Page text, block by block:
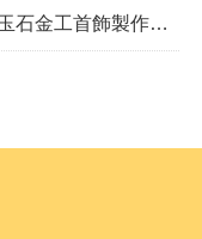
甄試、開訓、結訓相關期程公告